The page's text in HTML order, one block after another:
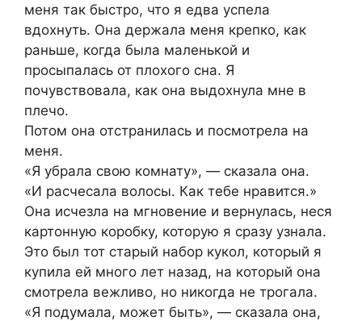
меня так быстро, что я едва успела
вдохнуть. Она держала меня крепко, как
раньше, когда была маленькой и
просыпалась от плохого сна. Я
почувствовала, как она выдохнула мне в
плечо.
Потом она отстранилась и посмотрела на
меня.
«Я убрала свою комнату», — сказала она.
«И расчесала волосы. Как тебе нравится.»
Она исчезла на мгновение и вернулась, неся
картонную коробку, которую я сразу узнала.
Это был тот старый набор кукол, который я
купила ей много лет назад, на который она
смотрела вежливо, но никогда не трогала.
«Я подумала, может быть», — сказала она,